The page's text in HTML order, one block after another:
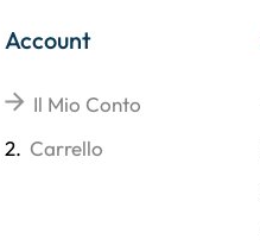
Account
Il Mio Conto
2. Carrello